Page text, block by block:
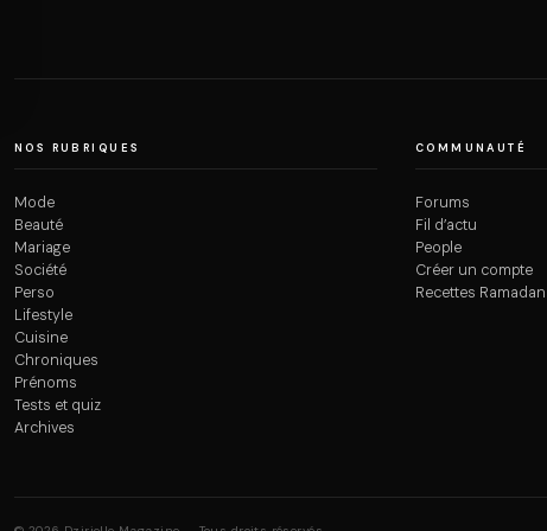
NOS RUBRIQUES
Mode
Beauté
Mariage
Société
Perso
Lifestyle
Cuisine
Chroniques
Prénoms
Tests et quiz
Archives
COMMUNAUTÉ
Forums
Fil d’actu
People
Créer un compte
Recettes